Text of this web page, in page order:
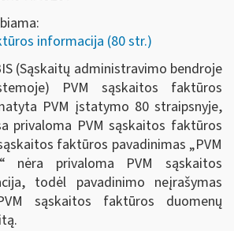
informacija (80 str.)
(Sąskaitų administravimo bendroje
PVM sąskaitos faktūros
PVM įstatymo 80 straipsnyje,
privaloma PVM sąskaitos faktūros
faktūros pavadinimas „PVM
nėra privaloma PVM sąskaitos
todėl pavadinimo neįrašymas
sąskaitos faktūros duomenų